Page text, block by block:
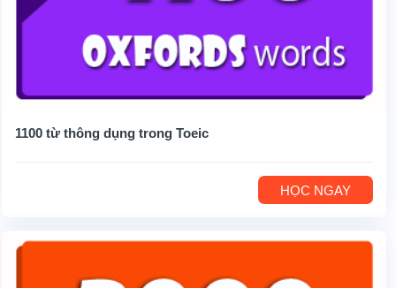
1100 từ thông dụng trong Toeic
HỌC NGAY